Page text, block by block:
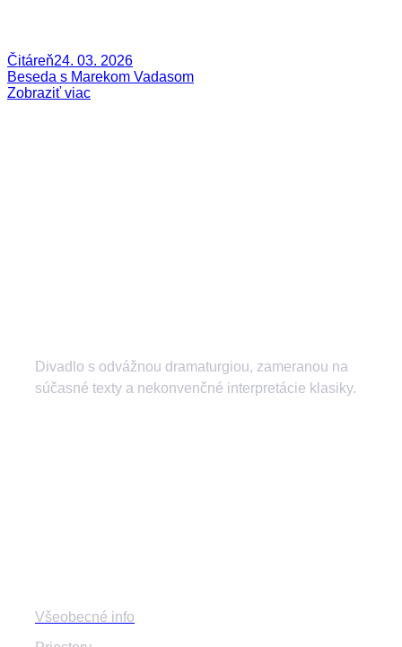
Čitáreň24. 03. 2026
Beseda s Marekom Vadasom
Zobraziť viac
Divadlo s odvážnou dramaturgiou, zameranou na
súčasné texty a nekonvenčné interpretácie klasiky.
Všeobecné info